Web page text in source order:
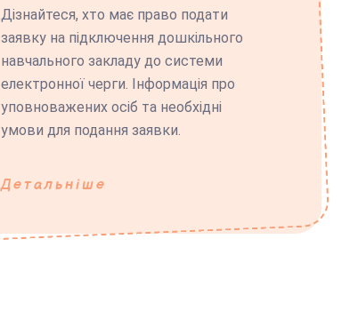
Дізнайтеся, хто має право подати
заявку на підключення дошкільного
навчального закладу до системи
електронної черги. Інформація про
уповноважених осіб та необхідні
умови для подання заявки.
Детальніше